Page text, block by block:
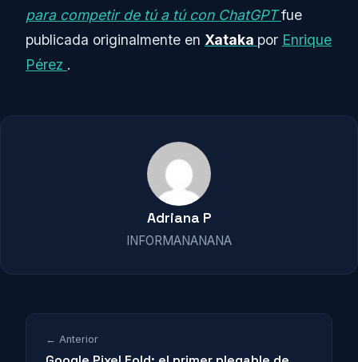
para competir de tú a tú con ChatGPTfue
publicada originalmente en Xataka por Enrique
Pérez .
Adriana P
INFORMANANANA
← Anterior